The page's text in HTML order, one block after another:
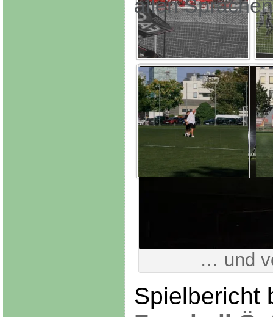
allen Sprachen
… und
Spielbericht